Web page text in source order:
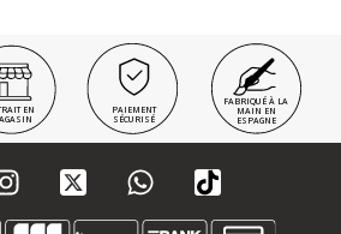
EN
PAIEMENT
SÉCURISÉ
FABRIQUÉ À LA
MAIN EN
ESPAGNE